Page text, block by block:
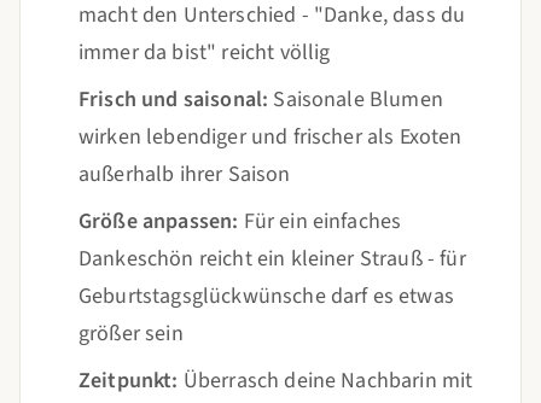
macht den Unterschied - "Danke, dass du
immer da bist" reicht völlig
Frisch und saisonal: Saisonale Blumen
wirken lebendiger und frischer als Exoten
außerhalb ihrer Saison
Größe anpassen: Für ein einfaches
Dankeschön reicht ein kleiner Strauß - für
Geburtstagsglückwünsche darf es etwas
größer sein
Zeitpunkt: Überrasch deine Nachbarin mit